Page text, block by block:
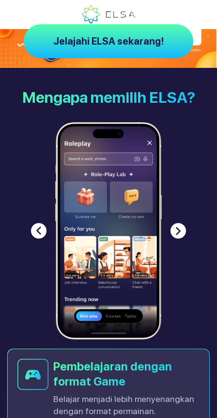
ELSA – Pelatih AI yang dirancang khusus untuk Anda
Jelajahi ELSA sekarang!
Mengapa memilih ELSA?
Pembelajaran dengan
format Game
Belajar menjadi lebih menyenangkan
dengan format permainan.